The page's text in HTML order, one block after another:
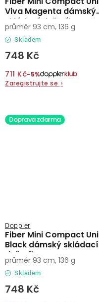
Viva Magenta dámský
skládací deštník
Skladem
748 Kč
711 Kč−5%
Zaregistrujte se ›
průměr 93 cm, 136 g
Doprava zdarma
Fiber Mini Compact Uni
Black dámský skládací
deštník
Doppler
Skladem
748 Kč
průměr 93 cm, 136 g